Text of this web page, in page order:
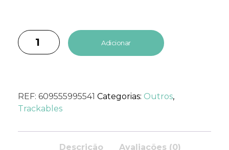
Adicionar
REF: 609555995541 Categorias: Outros,
Trackables
Descrição Avaliações (0)